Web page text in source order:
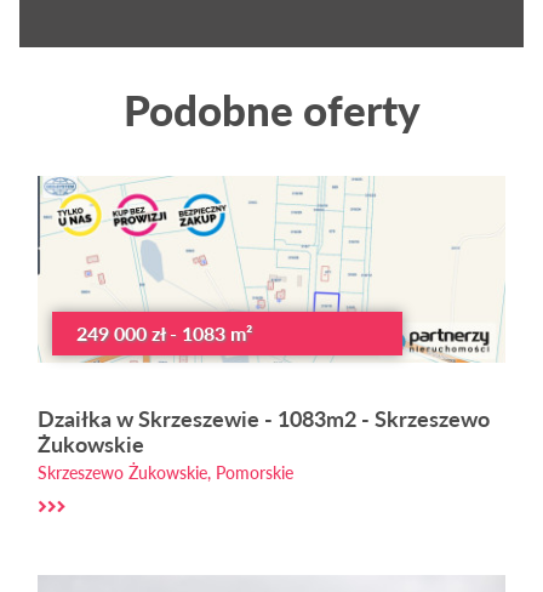
Podobne oferty
249 000 zł - 1083 m²
Dzaiłka w Skrzeszewie - 1083m2 - Skrzeszewo
Żukowskie
Skrzeszewo Żukowskie, Pomorskie